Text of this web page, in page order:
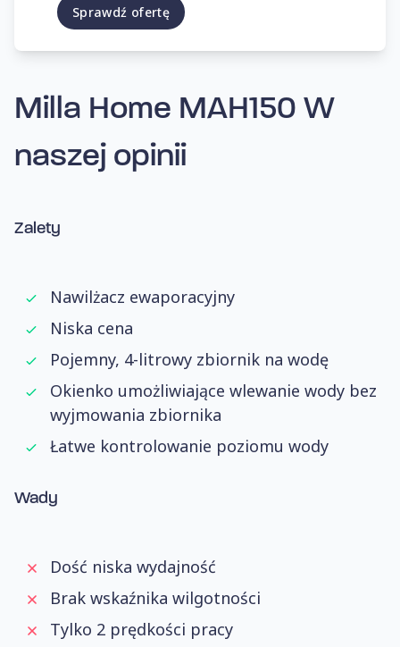
Sprawdź ofertę
Milla Home MAH150 W
naszej opinii
Zalety
Nawilżacz ewaporacyjny
Niska cena
Pojemny, 4-litrowy zbiornik na wodę
Okienko umożliwiające wlewanie wody bez
wyjmowania zbiornika
Łatwe kontrolowanie poziomu wody
Wady
Dość niska wydajność
Brak wskaźnika wilgotności
Tylko 2 prędkości pracy